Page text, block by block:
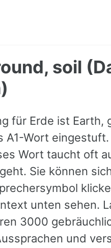
soil
für Erde ist Earth,
A1-Wort
Wort taucht oft
Sie können
unten sehen.
3000
und